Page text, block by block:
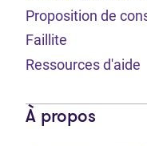
Proposition de
Faillite
Ressources d'aide
À propos